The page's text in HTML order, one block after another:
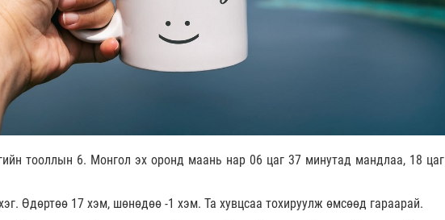
тооллын 6. Монгол эх оронд маань нар 06 цаг 37 минутад мандлаа, 18 цаг
Өдөртөө 17 хэм, шөнөдөө -1 хэм. Та хувцсаа тохируулж өмсөөд гараарай.